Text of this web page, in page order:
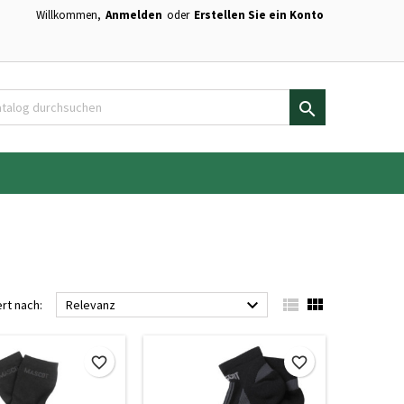
Willkommen, Anmelden oder Erstellen Sie ein Konto

nach: Relevanz   
favorite_border favorite_border
×
×
×
×